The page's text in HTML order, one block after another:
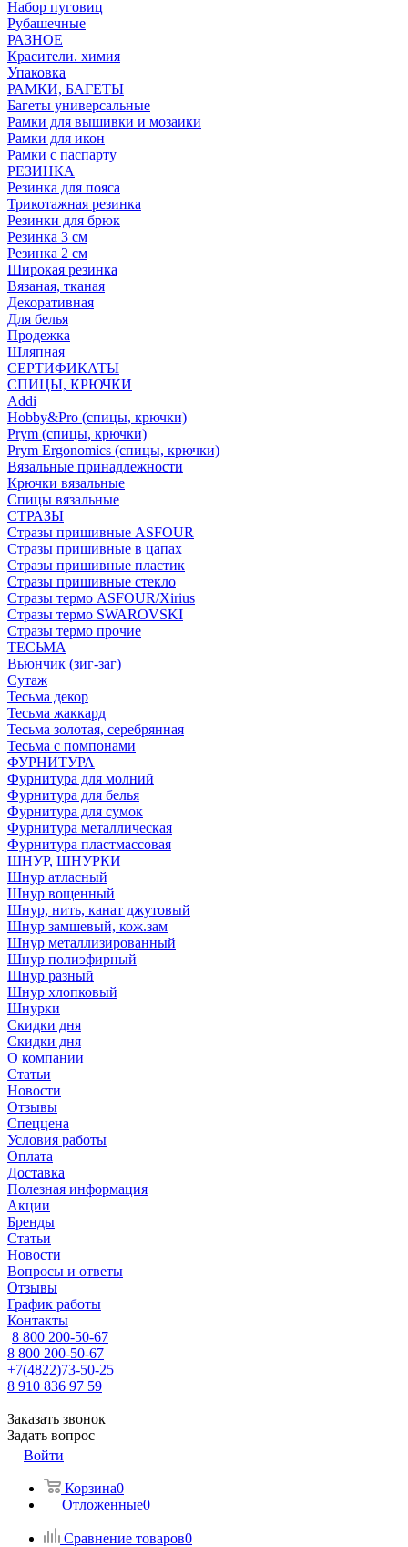
Набор пуговиц
Рубашечные
РАЗНОЕ
Красители. химия
Упаковка
РАМКИ, БАГЕТЫ
Багеты универсальные
Рамки для вышивки и мозаики
Рамки для икон
Рамки с паспарту
РЕЗИНКА
Резинка для пояса
Трикотажная резинка
Резинки для брюк
Резинка 3 см
Резинка 2 см
Широкая резинка
Вязаная, тканая
Декоративная
Для белья
Продежка
Шляпная
СЕРТИФИКАТЫ
СПИЦЫ, КРЮЧКИ
Addi
Hobby&Pro (спицы, крючки)
Prym (спицы, крючки)
Prym Ergonomics (спицы, крючки)
Вязальные принадлежности
Крючки вязальные
Спицы вязальные
СТРАЗЫ
Стразы пришивные ASFOUR
Стразы пришивные в цапах
Стразы пришивные пластик
Стразы пришивные стекло
Стразы термо ASFOUR/Xirius
Стразы термо SWAROVSKI
Стразы термо прочие
ТЕСЬМА
Вьюнчик (зиг-заг)
Сутаж
Тесьма декор
Тесьма жаккард
Тесьма золотая, серебрянная
Тесьма с помпонами
ФУРНИТУРА
Фурнитура для молний
Фурнитура для белья
Фурнитура для сумок
Фурнитура металлическая
Фурнитура пластмассовая
ШНУР, ШНУРКИ
Шнур атласный
Шнур вощенный
Шнур, нить, канат джутовый
Шнур замшевый, кож.зам
Шнур металлизированный
Шнур полиэфирный
Шнур разный
Шнур хлопковый
Шнурки
Скидки дня
Скидки дня
О компании
Статьи
Новости
Отзывы
Спеццена
Условия работы
Оплата
Доставка
Полезная информация
Акции
Бренды
Статьи
Новости
Вопросы и ответы
Отзывы
График работы
Контакты
8 800 200-50-67
8 800 200-50-67
+7(4822)73-50-25
8 910 836 97 59
Заказать звонок
Задать вопрос
Войти
Корзина0
Отложенные0
Сравнение товаров0